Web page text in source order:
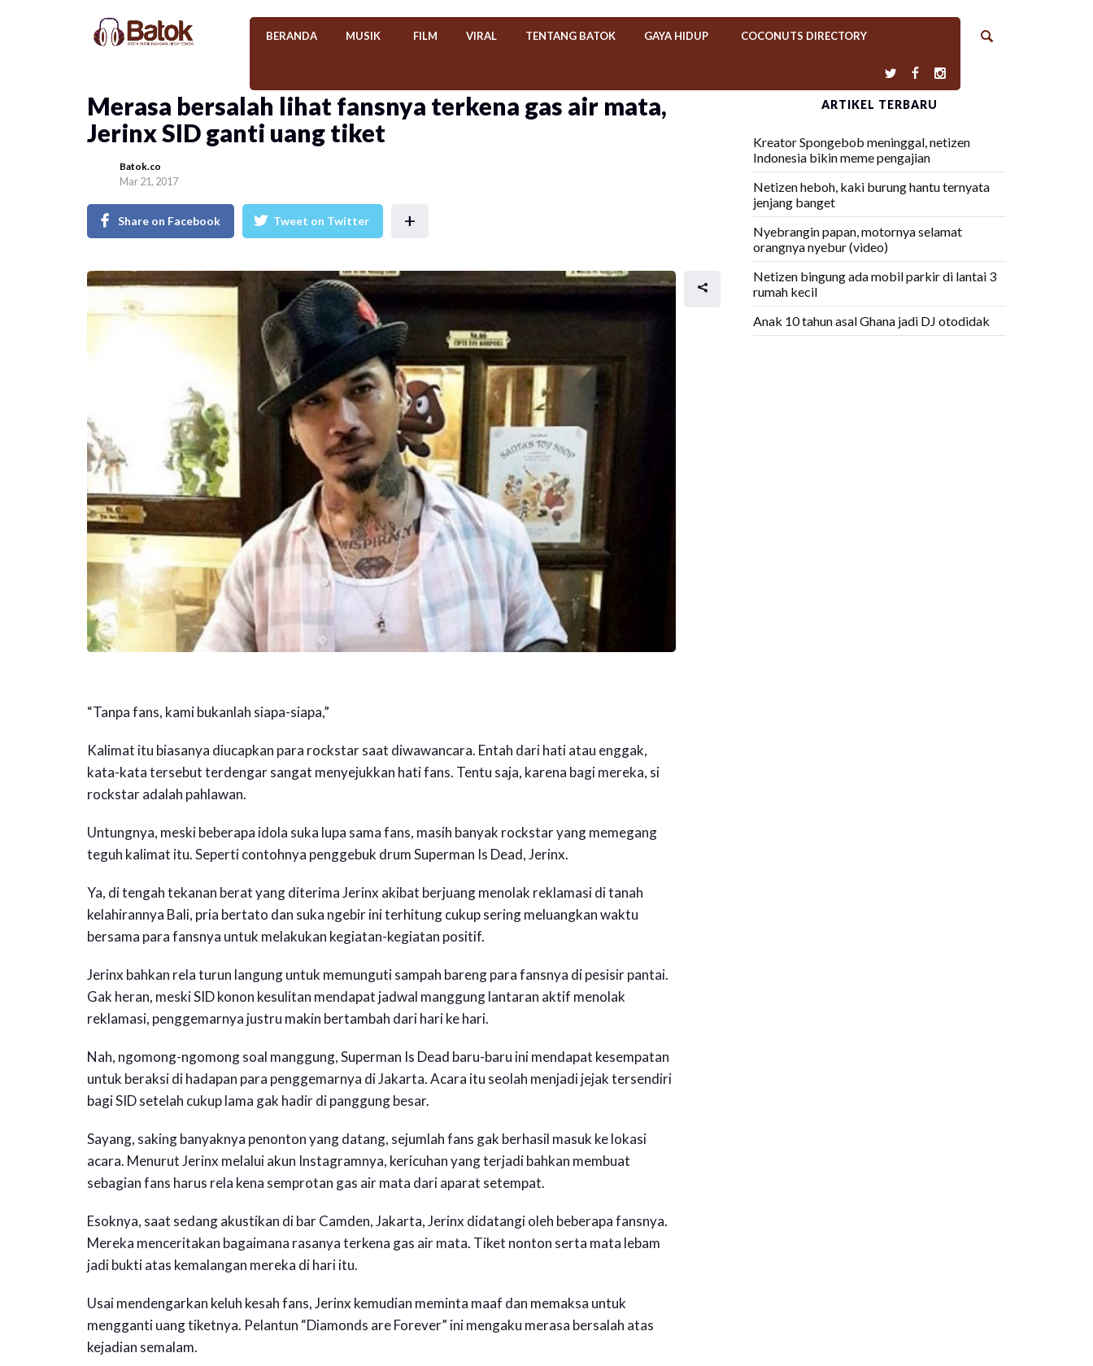
BERANDA MUSIK FILM VIRAL TENTANG BATOK GAYA HIDUP COCONUTS DIRECTORY
Merasa bersalah lihat fansnya terkena gas air mata,
Jerinx SID ganti uang tiket
Batok.co
Mar 21, 2017
Share on Facebook Tweet on Twitter +
“Tanpa fans, kami bukanlah siapa-siapa,”
Kalimat itu biasanya diucapkan para rockstar saat diwawancara. Entah dari hati atau enggak,
kata-kata tersebut terdengar sangat menyejukkan hati fans. Tentu saja, karena bagi mereka, si
rockstar adalah pahlawan.
Untungnya, meski beberapa idola suka lupa sama fans, masih banyak rockstar yang memegang
teguh kalimat itu. Seperti contohnya penggebuk drum Superman Is Dead, Jerinx.
Ya, di tengah tekanan berat yang diterima Jerinx akibat berjuang menolak reklamasi di tanah
kelahirannya Bali, pria bertato dan suka ngebir ini terhitung cukup sering meluangkan waktu
bersama para fansnya untuk melakukan kegiatan-kegiatan positif.
Jerinx bahkan rela turun langung untuk memunguti sampah bareng para fansnya di pesisir pantai.
Gak heran, meski SID konon kesulitan mendapat jadwal manggung lantaran aktif menolak
reklamasi, penggemarnya justru makin bertambah dari hari ke hari.
Nah, ngomong-ngomong soal manggung, Superman Is Dead baru-baru ini mendapat kesempatan
untuk beraksi di hadapan para penggemarnya di Jakarta. Acara itu seolah menjadi jejak tersendiri
bagi SID setelah cukup lama gak hadir di panggung besar.
Sayang, saking banyaknya penonton yang datang, sejumlah fans gak berhasil masuk ke lokasi
acara. Menurut Jerinx melalui akun Instagramnya, kericuhan yang terjadi bahkan membuat
sebagian fans harus rela kena semprotan gas air mata dari aparat setempat.
Esoknya, saat sedang akustikan di bar Camden, Jakarta, Jerinx didatangi oleh beberapa fansnya.
Mereka menceritakan bagaimana rasanya terkena gas air mata. Tiket nonton serta mata lebam
jadi bukti atas kemalangan mereka di hari itu.
Usai mendengarkan keluh kesah fans, Jerinx kemudian meminta maaf dan memaksa untuk
mengganti uang tiketnya. Pelantun “Diamonds are Forever” ini mengaku merasa bersalah atas
kejadian semalam.
ARTIKEL TERBARU
Kreator Spongebob meninggal, netizen
Indonesia bikin meme pengajian
Netizen heboh, kaki burung hantu ternyata
jenjang banget
Nyebrangin papan, motornya selamat
orangnya nyebur (video)
Netizen bingung ada mobil parkir di lantai 3
rumah kecil
Anak 10 tahun asal Ghana jadi DJ otodidak